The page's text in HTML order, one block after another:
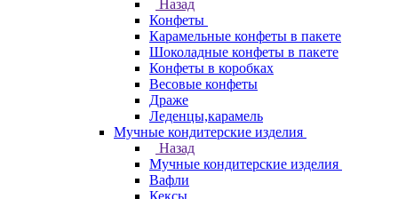
Назад
Конфеты
Карамельные конфеты в пакете
Шоколадные конфеты в пакете
Конфеты в коробках
Весовые конфеты
Драже
Леденцы,карамель
Мучные кондитерские изделия
Назад
Мучные кондитерские изделия
Вафли
Кексы